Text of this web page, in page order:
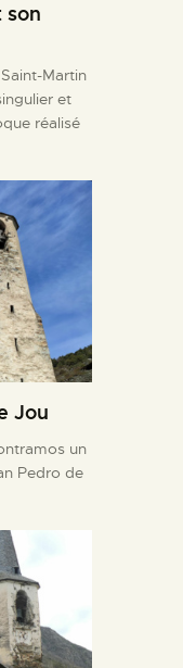
son
Martin
et
réalisé
Jou
un
Pedro de